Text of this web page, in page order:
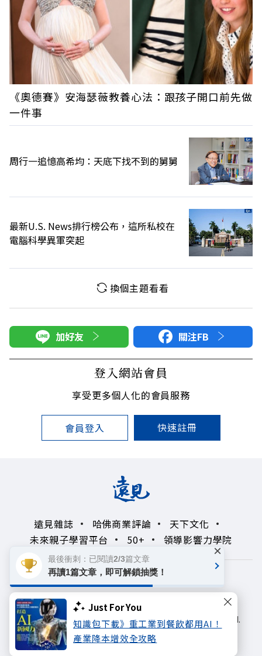
Just For You
知識包下載》重工業到餐飲都用AI！
產業降本增效全攻略
《奧德賽》安海瑟薇教養心法：跟孩子開口前先做
一件事
周行一追憶高希均：天底下找不到的舅舅
最新U.S. News排行榜公布，這所私校在
電腦科學異軍突起
換個主題看看
加好友 關注FB
登入網站會員
享受更多個人化的會員服務
會員登入 快速註冊
遠見雜誌 哈佛商業評論
天下文化
未來親子學習平台
50+ 領導影響力學院
著作權聲明
隱私權政策
Copyright© 1999~2026
遠見天下文化出版股份有限公司. All rights reserved.
最後衝刺：已閱讀2/3篇文章
再讀1篇文章，即可解鎖抽獎！
×